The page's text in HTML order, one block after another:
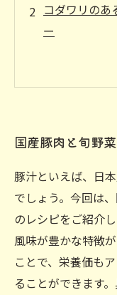
コダワリのあ
ー
季節感を味
汁
国産豚肉と旬野
豚汁といえば、日
でしょう。今回は
のレシピをご紹介
風味が豊かな特徴
ことで、栄養価も
ることができます